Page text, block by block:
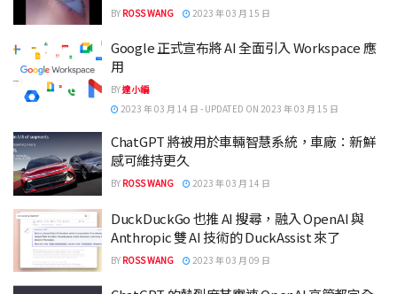
BY ROSS WANG 2023 年 03 月 15 日
Google 正式宣布將 AI 全面引入 Workspace 應
用
BY達小編
2023 年 03 月 14 日 - UPDATED ON 2023 年 03 月 15 日
ChatGPT 將被用於車輛智慧系統，車廠：新鮮
感可維持更久
BY ROSS WANG 2023 年 03 月 14 日
DuckDuckGo 也推 AI 搜尋，融入 OpenAI 與
Anthropic 雙 AI 技術的 DuckAssist 來了
BY ROSS WANG 2023 年 03 月 09 日